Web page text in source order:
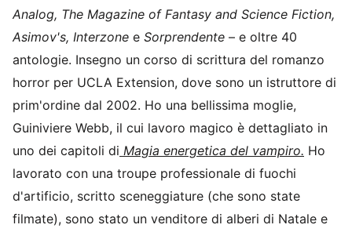
Analog, The Magazine of Fantasy and Science Fiction,
Asimov's, Interzone e Sorprendente – e oltre 40
antologie. Insegno un corso di scrittura del romanzo
horror per UCLA Extension, dove sono un istruttore di
prim'ordine dal 2002. Ho una bellissima moglie,
Guiniviere Webb, il cui lavoro magico è dettagliato in
uno dei capitoli di Magia energetica del vampiro. Ho
lavorato con una troupe professionale di fuochi
d'artificio, scritto sceneggiature (che sono state
filmate), sono stato un venditore di alberi di Natale e